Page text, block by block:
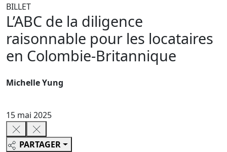
BILLET
L’ABC de la diligence
raisonnable pour les locataires
en Colombie-Britannique
Michelle Yung
15 mai 2025
PARTAGER